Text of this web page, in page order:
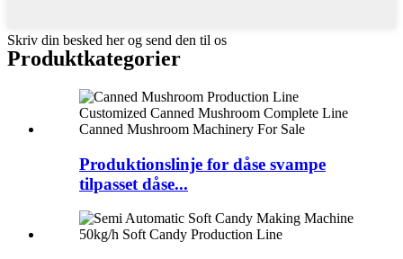
Skriv din besked her og send den til os
Produktkategorier
Produktionslinje for dåse svampe
tilpasset dåse...